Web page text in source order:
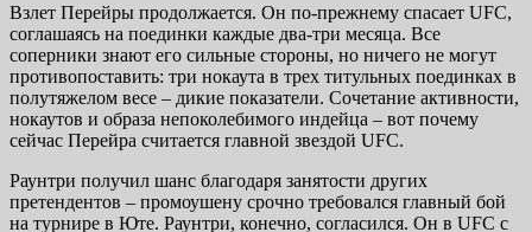
Взлет Перейры продолжается. Он по-прежнему спасает UFC,
соглашаясь на поединки каждые два-три месяца. Все
соперники знают его сильные стороны, но ничего не могут
противопоставить: три нокаута в трех титульных поединках в
полутяжелом весе – дикие показатели. Сочетание активности,
нокаутов и образа непоколебимого индейца – вот почему
сейчас Перейра считается главной звездой UFC.
Раунтри получил шанс благодаря занятости других
претендентов – промоушену срочно требовался главный бой
на турнире в Юте. Раунтри, конечно, согласился. Он в UFC с